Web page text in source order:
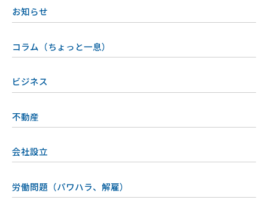
お知らせ
コラム（ちょっと一息）
ビジネス
不動産
会社設立
労働問題（パワハラ、解雇）